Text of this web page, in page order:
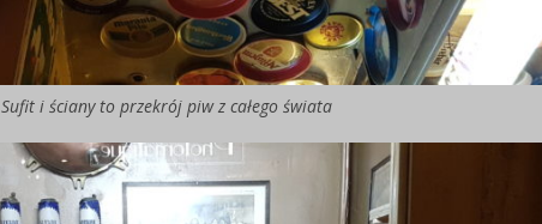
Sufit i ściany to przekrój piw z całego świata